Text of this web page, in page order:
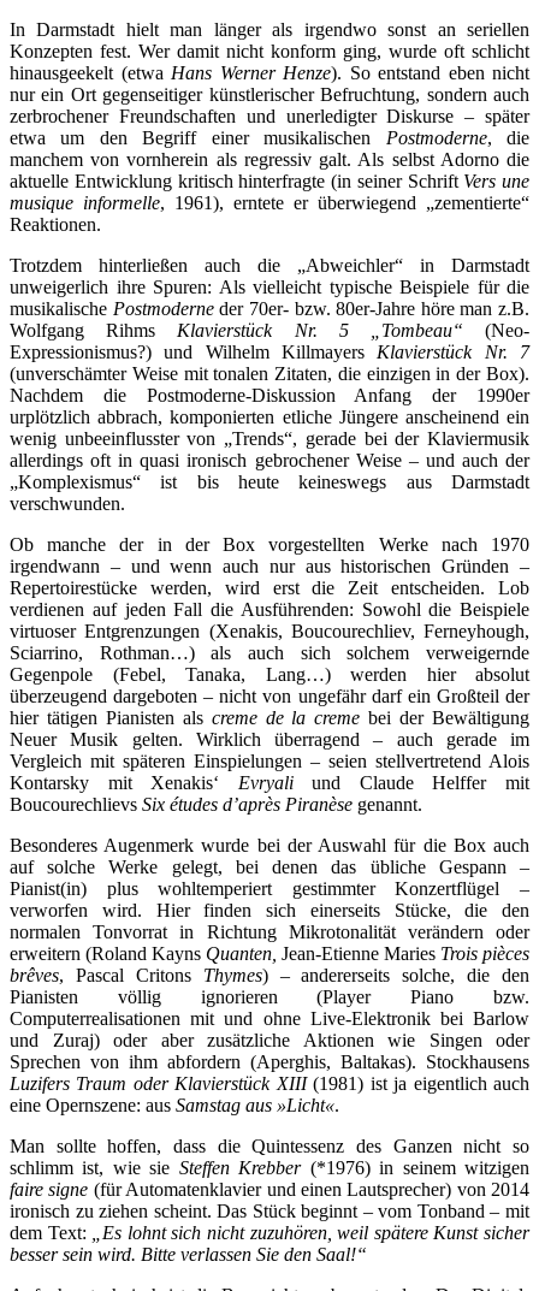
In Darmstadt hielt man länger als irgendwo sonst an seriellen
Konzepten fest. Wer damit nicht konform ging, wurde oft schlicht
hinausgeekelt (etwa Hans Werner Henze). So entstand eben nicht
nur ein Ort gegenseitiger künstlerischer Befruchtung, sondern auch
zerbrochener Freundschaften und unerledigter Diskurse – später
etwa um den Begriff einer musikalischen Postmoderne, die
manchem von vornherein als regressiv galt. Als selbst Adorno die
aktuelle Entwicklung kritisch hinterfragte (in seiner Schrift Vers une
musique informelle, 1961), erntete er überwiegend „zementierte“
Reaktionen.
Trotzdem hinterließen auch die „Abweichler“ in Darmstadt
unweigerlich ihre Spuren: Als vielleicht typische Beispiele für die
musikalische Postmoderneder 70er- bzw. 80er-Jahre höre man z.B.
Wolfgang Rihms Klavierstück Nr. 5 „Tombeau“ (Neo-
Expressionismus?) und Wilhelm Killmayers Klavierstück Nr. 7
(unverschämter Weise mit tonalen Zitaten, die einzigen in der Box).
Nachdem die Postmoderne-Diskussion Anfang der 1990er
urplötzlich abbrach, komponierten etliche Jüngere anscheinend ein
wenig unbeeinflusster von „Trends“, gerade bei der Klaviermusik
allerdings oft in quasi ironisch gebrochener Weise – und auch der
„Komplexismus“ ist bis heute keineswegs aus Darmstadt
verschwunden.
Ob manche der in der Box vorgestellten Werke nach 1970
irgendwann – und wenn auch nur aus historischen Gründen –
Repertoirestücke werden, wird erst die Zeit entscheiden. Lob
verdienen auf jeden Fall die Ausführenden: Sowohl die Beispiele
virtuoser Entgrenzungen (Xenakis, Boucourechliev, Ferneyhough,
Sciarrino, Rothman…) als auch sich solchem verweigernde
Gegenpole (Febel, Tanaka, Lang…) werden hier absolut
überzeugend dargeboten – nicht von ungefähr darf ein Großteil der
hier tätigen Pianisten als creme de la creme bei der Bewältigung
Neuer Musik gelten. Wirklich überragend – auch gerade im
Vergleich mit späteren Einspielungen – seien stellvertretend Alois
Kontarsky mit Xenakis‘ Evryaliund Claude Helffer mit
Boucourechlievs Six études d’après Piranèse genannt.
Besonderes Augenmerk wurde bei der Auswahl für die Box auch
auf solche Werke gelegt, bei denen das übliche Gespann –
Pianist(in) plus wohltemperiert gestimmter Konzertflügel –
verworfen wird. Hier finden sich einerseits Stücke, die den
normalen Tonvorrat in Richtung Mikrotonalität verändern oder
erweitern (Roland Kayns Quanten, Jean-Etienne Maries Trois pièces
brêves, Pascal Critons Thymes) – andererseits solche, die den
Pianisten völlig ignorieren (Player Piano bzw.
Computerrealisationen mit und ohne Live-Elektronik bei Barlow
und Zuraj) oder aber zusätzliche Aktionen wie Singen oder
Sprechen von ihm abfordern (Aperghis, Baltakas). Stockhausens
Luzifers Traum oder Klavierstück XIII(1981) ist ja eigentlich auch
eine Opernszene: aus Samstag aus »Licht«.
Man sollte hoffen, dass die Quintessenz des Ganzen nicht so
schlimm ist, wie sie Steffen Krebber(*1976) in seinem witzigen
faire signe (für Automatenklavier und einen Lautsprecher) von 2014
ironisch zu ziehen scheint. Das Stück beginnt – vom Tonband – mit
dem Text:
„Es lohnt sich nicht zuzuhören, weil spätere Kunst sicher
besser sein wird. Bitte verlassen Sie den Saal!“